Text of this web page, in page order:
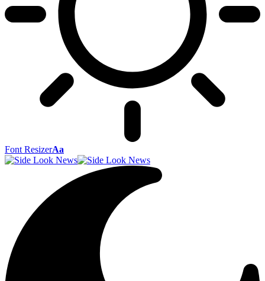
Font ResizerAa